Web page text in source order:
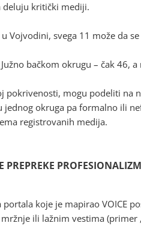
deluju kritički mediji.
Vojvodini, svega 11 može da
bačkom okrugu – čak 46,
pokrivenosti, mogu podeliti na
jednog okruga pa formalno ili
registrovanih medija.
PREPREKE
koje je mapirao VOICE
ili lažnim vestima (primer